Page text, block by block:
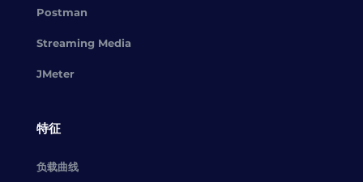
Postman
Streaming Media
JMeter
特征
负载曲线